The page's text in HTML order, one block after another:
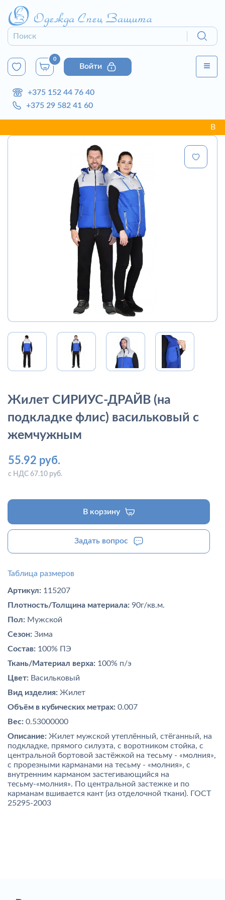
0
Войти
+375 152 44 76 40
+375 29 582 41 60
В
Жилет СИРИУС-ДРАЙВ (на
подкладке флис) васильковый с
жемчужным
55.92 руб.
с НДС 67.10 руб.
В корзину
Задать вопрос
Таблица размеров
Артикул: 115207
Плотность/Толщина материала: 90г/кв.м.
Пол: Мужской
Сезон: Зима
Состав: 100% ПЭ
Ткань/Материал верха: 100% п/э
Цвет: Васильковый
Вид изделия: Жилет
Объём в кубических метрах: 0.007
Вес: 0.53000000
Описание: Жилет мужской утеплённый, стёганный, на
подкладке, прямого силуэта, с воротником стойка, с
центральной бортовой застёжкой на тесьму - «молния»,
с прорезными карманами на тесьму - «молния», с
внутренним карманом застегивающийся на
тесьму-«молния». По центральной застежке и по
карманам вшивается кант (из отделочной ткани). ГОСТ
25295-2003